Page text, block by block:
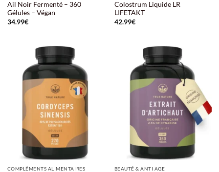
Ail Noir Fermenté – 360
Gélules – Végan
34.99€
Colostrum Liquide LR
LIFETAKT
42.99€
COMPLÉMENTS ALIMENTAIRES BEAUTÉ & ANTI AGE